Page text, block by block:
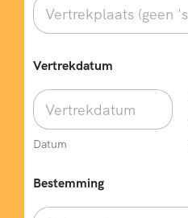
Vertrekdatum
Datum
Bestemming